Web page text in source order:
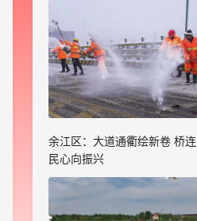
余江区：大道通衢绘新卷 桥连
民心向振兴